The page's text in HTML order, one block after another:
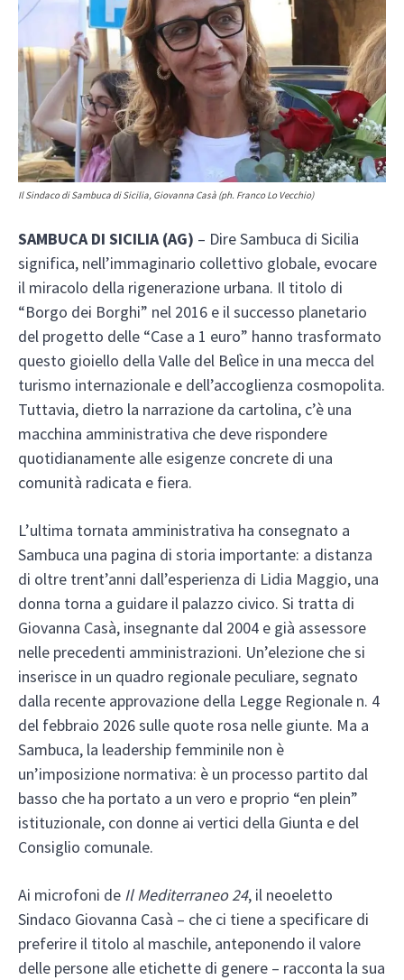
Il Sindaco di Sambuca di Sicilia, Giovanna Casà (ph. Franco Lo Vecchio)
SAMBUCA DI SICILIA (AG) – Dire Sambuca di Sicilia
significa, nell’immaginario collettivo globale, evocare
il miracolo della rigenerazione urbana. Il titolo di
“Borgo dei Borghi” nel 2016 e il successo planetario
del progetto delle “Case a 1 euro” hanno trasformato
questo gioiello della Valle del Belìce in una mecca del
turismo internazionale e dell’accoglienza cosmopolita.
Tuttavia, dietro la narrazione da cartolina, c’è una
macchina amministrativa che deve rispondere
quotidianamente alle esigenze concrete di una
comunità radicata e fiera.
L’ultima tornata amministrativa ha consegnato a
Sambuca una pagina di storia importante: a distanza
di oltre trent’anni dall’esperienza di Lidia Maggio, una
donna torna a guidare il palazzo civico. Si tratta di
Giovanna Casà, insegnante dal 2004 e già assessore
nelle precedenti amministrazioni. Un’elezione che si
inserisce in un quadro regionale peculiare, segnato
dalla recente approvazione della Legge Regionale n. 4
del febbraio 2026 sulle quote rosa nelle giunte. Ma a
Sambuca, la leadership femminile non è
un’imposizione normativa: è un processo partito dal
basso che ha portato a un vero e proprio “en plein”
istituzionale, con donne ai vertici della Giunta e del
Consiglio comunale.
Ai microfoni de Il Mediterraneo 24, il neoeletto
Sindaco Giovanna Casà – che ci tiene a specificare di
preferire il titolo al maschile, anteponendo il valore
delle persone alle etichette di genere – racconta la sua